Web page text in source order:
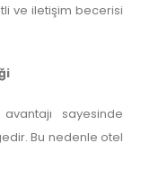
ve iletişim becerisi
sayesinde
Bu nedenle otel